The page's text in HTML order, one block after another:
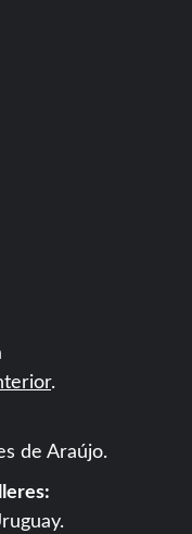
.
de Araújo.